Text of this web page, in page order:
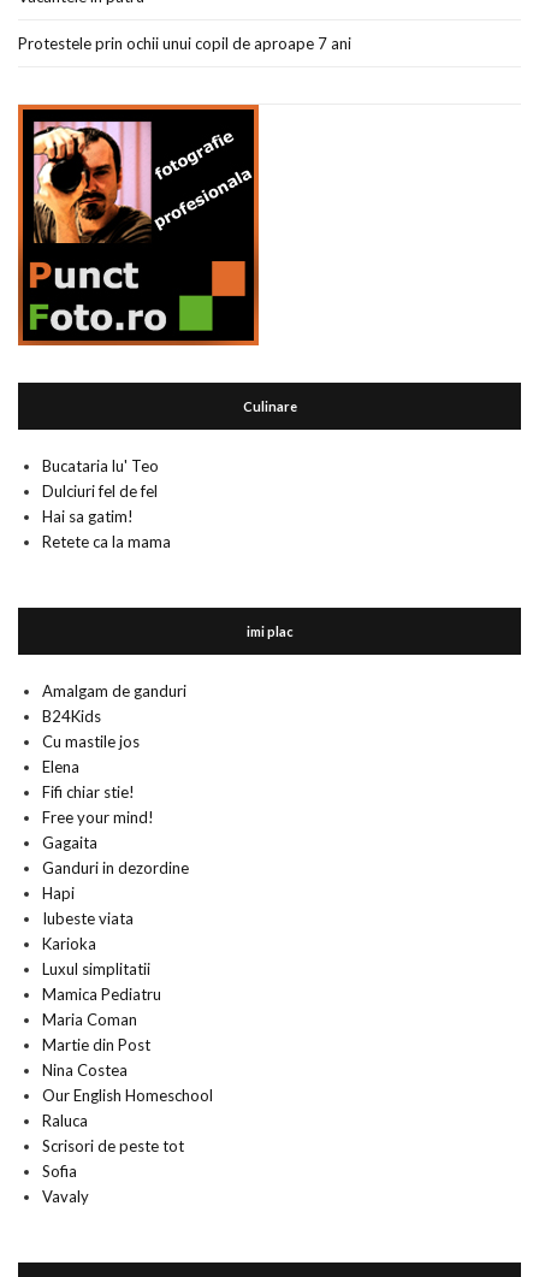
Protestele prin ochii unui copil de aproape 7 ani
Culinare
Bucataria lu' Teo
Dulciuri fel de fel
Hai sa gatim!
Retete ca la mama
imi plac
Amalgam de ganduri
B24Kids
Cu mastile jos
Elena
Fifi chiar stie!
Free your mind!
Gagaita
Ganduri in dezordine
Hapi
Iubeste viata
Karioka
Luxul simplitatii
Mamica Pediatru
Maria Coman
Martie din Post
Nina Costea
Our English Homeschool
Raluca
Scrisori de peste tot
Sofia
Vavaly